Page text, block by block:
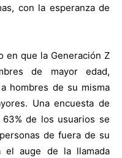
con la esperanza de
en que la Generación Z
de mayor edad,
hombres de su misma
Una encuesta de
de los usuarios se
de fuera de su
auge de la llamada